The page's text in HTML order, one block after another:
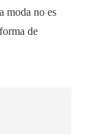
moda no es
de